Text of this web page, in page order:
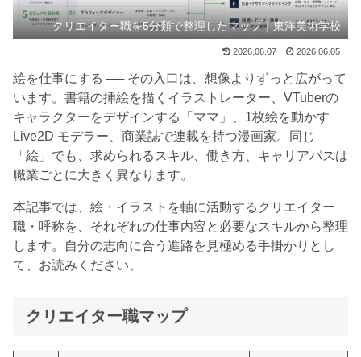
クリエイター職を5分類で整理したマップ｜東洋美術学校
2026.06.07 2026.06.05
絵を仕事にする ── その入口は、想像よりずっと広がって
います。書籍の挿絵を描くイラストレーター、VTuberの
キャラクターをデザインする「ママ」、1枚絵を動かす
Live2D モデラー、商業誌で連載を持つ漫画家。同じ
「絵」でも、求められるスキル、働き方、キャリアパスは
職業ごとに大きく異なります。
本記事では、絵・イラストを軸に活動するクリエイター
職・呼称を、それぞれの仕事内容と必要なスキルから整理
します。自分の志向に合う進路を見極める手掛かりとし
て、お読みください。
クリエイター職マップ